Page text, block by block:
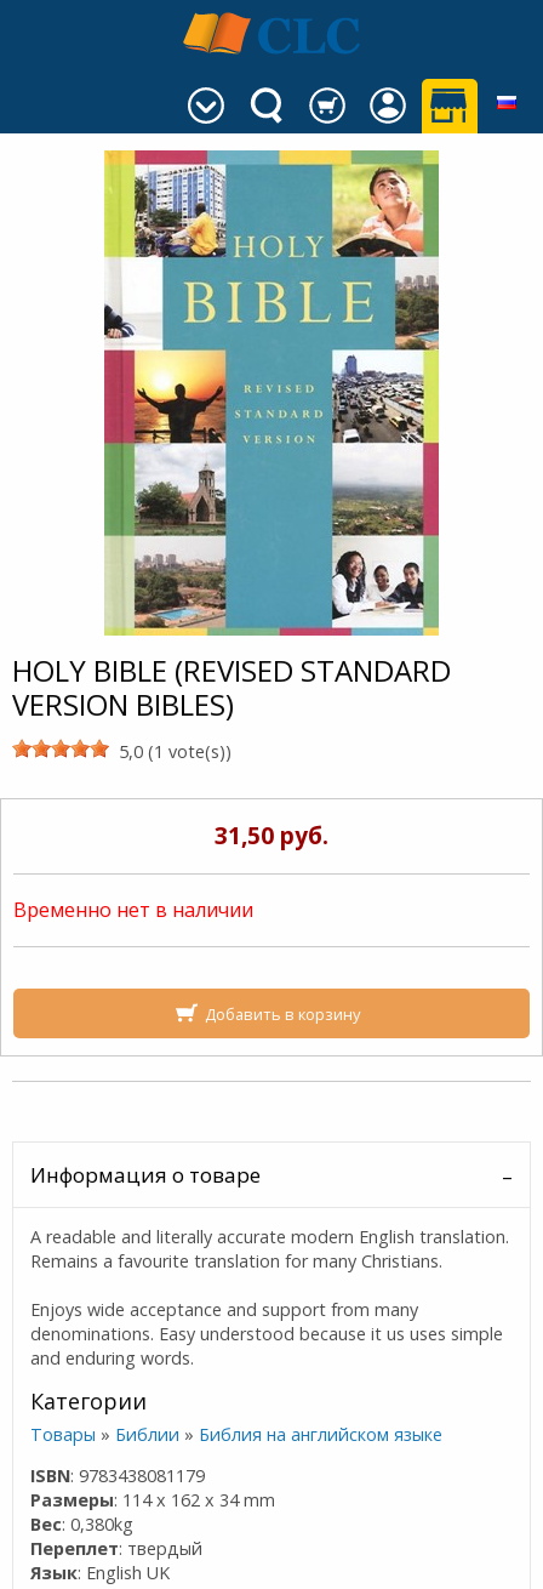
HOLY BIBLE (REVISED STANDARD
VERSION BIBLES)
5,0 (1 vote(s))
31,50 руб.
Временно нет в наличии
Добавить в корзину
Информация о товаре
A readable and literally accurate modern English translation.
Remains a favourite translation for many Christians.
Enjoys wide acceptance and support from many
denominations. Easy understood because it us uses simple
and enduring words.
Категории
Товары » Библии » Библия на английском языке
ISBN: 9783438081179
Размеры: 114 x 162 x 34 mm
Вес: 0,380kg
Переплет: твердый
Язык: English UK